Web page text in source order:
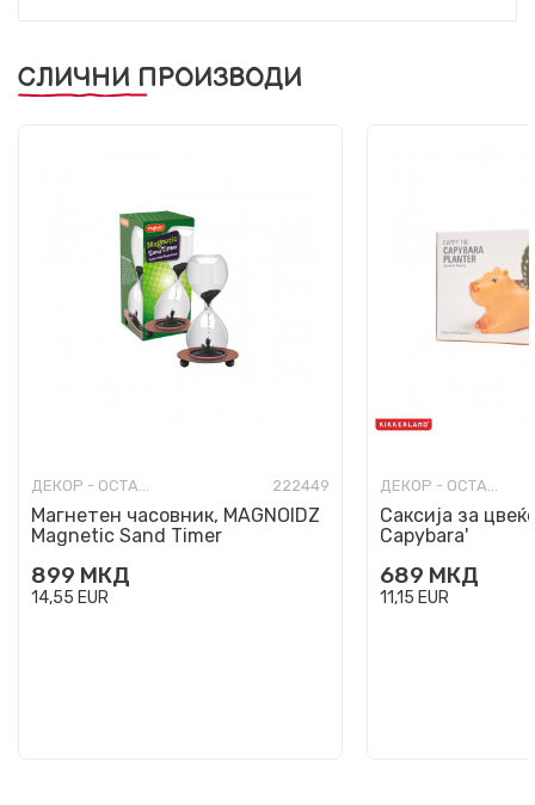
СЛИЧНИ ПРОИЗВОДИ
ДЕКОР - ОСТАНАТО 222449
Магнетен часовник, MAGNOIDZ
Magnetic Sand Timer
899 МКД
14,55 EUR
ДЕКОР - ОСТАНАТО
Саксија за
Capybara'
689 МКД
11,15 EUR